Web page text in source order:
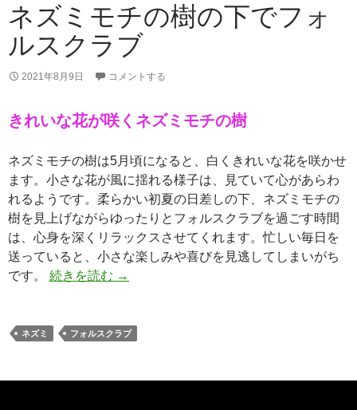
ネズミモチの樹の下でフォ
ルスクラブ
2021年8月9日 コメントする
きれいな花が咲くネズミモチの樹
ネズミモチの樹は5月頃になると、白くきれいな花を咲かせ
ます。小さな花が風に揺れる様子は、見ていて心があらわ
れるようです。柔らかい初夏の日差しの下、ネズミモチの
樹を見上げながらゆったりとフォルスクラブを過ごす時間
は、心身を深くリラックスさせてくれます。忙しい毎日を
送っていると、小さな楽しみや喜びを見逃してしまいがち
です。 続きを読む ネズミモチの樹の下でフォルスクラブ
→
ネズミ フォルスクラブ